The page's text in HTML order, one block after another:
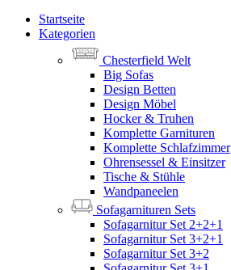
Startseite
Kategorien
Chesterfield Welt
Big Sofas
Design Betten
Design Möbel
Hocker & Truhen
Komplette Garnituren
Komplette Schlafzimmer
Ohrensessel & Einsitzer
Tische & Stühle
Wandpaneelen
Sofagarnituren Sets
Sofagarnitur Set 2+2+1
Sofagarnitur Set 3+2+1
Sofagarnitur Set 3+2